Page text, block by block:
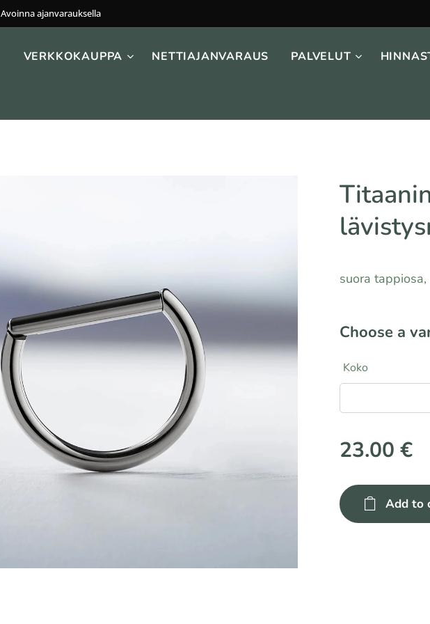
Avoinna ajanvarauksella
VERKKOKAUPPA NETTIAJANVARAUS PALVELUT
suora
Choose a
Koko
23.00 €
Add to